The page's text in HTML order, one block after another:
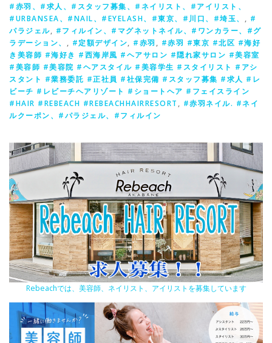
#赤羽、#求人、#スタッフ募集、#ネイリスト、#アイリスト、
#URBANSEA、#NAIL、#EYELASH、#東京、#川口、#埼玉、 , #
パラジェル, #フィルイン、#マグネットネイル、#ワンカラー、#グ
ラデーション、 , #定額デザイン, #赤羽 , #赤羽 #東京 #北区 #海好
き美容師 #海好き #西海岸風 #ヘアサロン #隠れ家サロン #美容室
#美容師 #美容院 #ヘアスタイル #美容学生 #スタイリスト #アシ
スタント #業務委託 #正社員 #社保完備 #スタッフ募集 #求人 #レ
ビーチ #レビーチヘアリゾート #ショートヘア #フェイスライン
#HAIR #REBEACH #REBEACHHAIRRESORT , #赤羽ネイル. #ネイ
ルクーポン、#パラジェル、#フィルイン
Rebeachでは、美容師、ネイリスト、アイリストを募集しています